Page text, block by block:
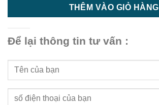
THÊM VÀO GIỎ HÀNG
Để lại thông tin tư vấn :